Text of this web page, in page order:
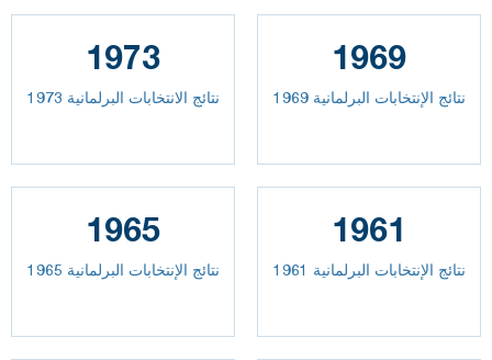
1973
نتائج الانتخابات البرلمانية 1973
1969
نتائج الإنتخابات البرلمانية 1969
1965
نتائج الإنتخابات البرلمانية 1965
1961
نتائج الإنتخابات البرلمانية 1961